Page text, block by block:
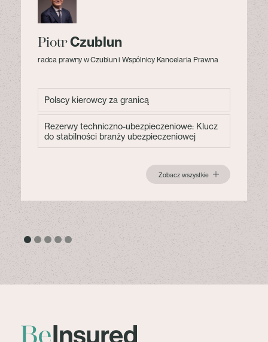
PiotrCzublun
radca prawny w Czublun i Wspólnicy Kancelaria Prawna
Polscy kierowcy za granicą
Rezerwy techniczno-ubezpieczeniowe: Klucz
do stabilności branży ubezpieczeniowej
Zobacz wszystkie